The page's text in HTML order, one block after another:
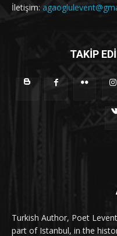
İletişim:
TAKİP
Turkish Author, Poet
part of Istanbul, in the